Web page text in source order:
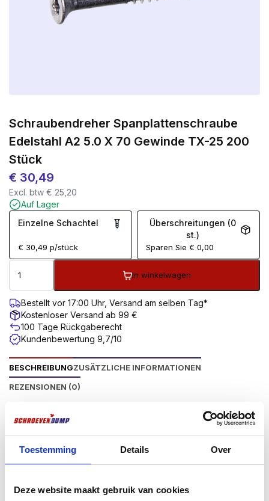
Toestemming Details Over
Deze website maakt gebruik van cookies
Schraubendreher Spanplattenschraube
Edelstahl A2 5.0 X 70 Gewinde TX-25 200
Stück
€ 30,49
Excl. btw € 25,20
Auf Lager
Einzelne Schachtel
€ 30,49 p/stück
Überschreitungen (0
st.)
Sparen Sie€ 0,00
In winkelwagen
Bestellt vor 17:00 Uhr, Versand am selben Tag*
Kostenloser Versand ab 99 €
100 Tage Rückgaberecht
Kundenbewertung 9,7/10
BESCHREIBUNGZUSÄTZLICHE INFORMATIONEN
REZENSIONEN (0)
Produktbeschriftung
Screwdump Spanplattenschrauben Edelstahl A2
verwendet werden und haben einen Torx (TX)